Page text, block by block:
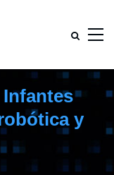
y